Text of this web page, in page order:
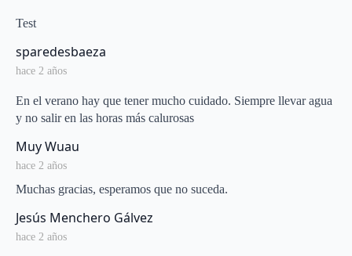
Test
sparedesbaeza
hace 2 años
En el verano hay que tener mucho cuidado. Siempre llevar agua
y no salir en las horas más calurosas
Muy Wuau
hace 2 años
Muchas gracias, esperamos que no suceda.
Jesús Menchero Gálvez
hace 2 años